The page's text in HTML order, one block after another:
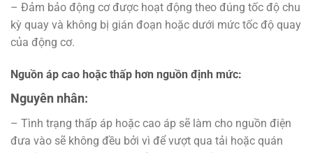
– Đảm bảo động cơ được hoạt động theo đúng tốc độ chu
kỳ quay và không bị gián đoạn hoặc dưới mức tốc độ quay
của động cơ.
Nguồn áp cao hoặc thấp hơn nguồn định mức:
Nguyên nhân:
– Tình trạng thấp áp hoặc cao áp sẽ làm cho nguồn điện
đưa vào sẽ không đều bởi vì để vượt qua tải hoặc quán